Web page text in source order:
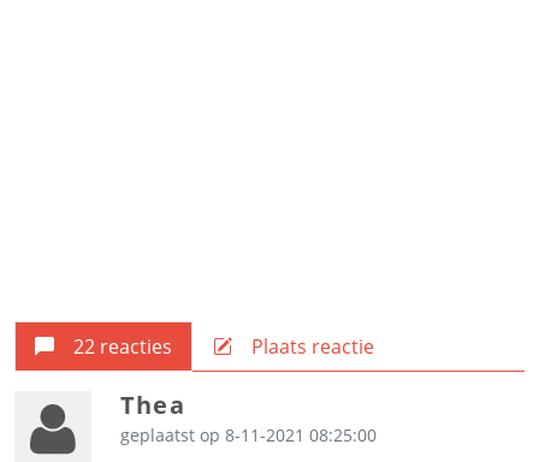
22 reacties Plaats reactie
Thea
geplaatst op 8-11-2021 08:25:00